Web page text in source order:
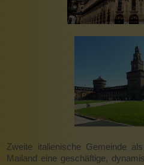
Zweite italienische Gemeinde
Mailand eine geschäftige,